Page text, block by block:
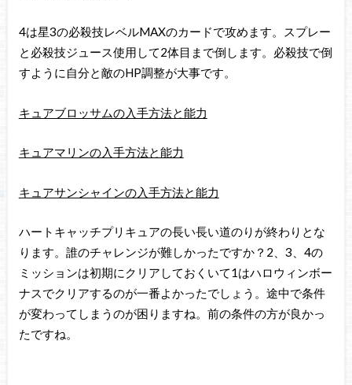
4は星3の必殺技レベルMAXのカードで攻めます。スプレー
と必殺技ジュース使用して2体目まで倒します。必殺技で倒
すように自分と敵のHP調整が大事です。
キュアブロッサムの入手方法と能力
キュアマリンの入手方法と能力
キュアサンシャインの入手方法と能力
ハートキャッチプリキュアの長い長い道のりが終わりとな
ります。誰のチャレンジが難しかったですか？2、3、4の
ミッションは初期にクリアしておくいて1はハロウィンボー
ナスでクリアするのが一番よかったでしょう。途中で条件
が変わってしまうのが困りますね。前の条件の方が良かっ
たですね。